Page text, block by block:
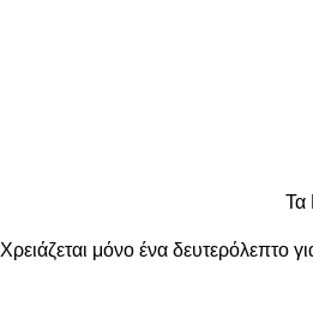
Τα
Χρειάζεται μόνο ένα δευτερόλεπτο